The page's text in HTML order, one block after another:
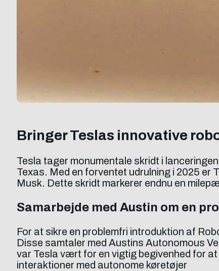
Bringer Teslas innovative
Tesla tager monumentale skridt i
Texas. Med en forventet udrulning i 2025
Musk. Dette skridt markerer endnu en
Samarbejde med Austin om en
For at sikre en problemfri introduktion af
Disse samtaler med Austins Autonomous
var Tesla vært for en vigtig begivenhed for
interaktioner med autonome køretøjer